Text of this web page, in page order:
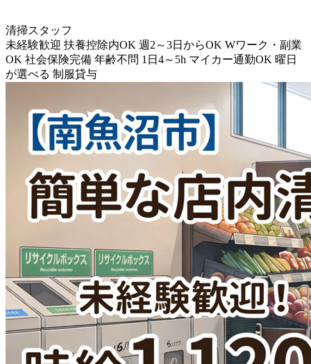
清掃スタッフ
未経験歓迎 扶養控除内OK 週2～3日からOK Wワーク・副業
OK 社会保険完備 年齢不問 1日4～5h マイカー通勤OK 曜日
が選べる 制服貸与